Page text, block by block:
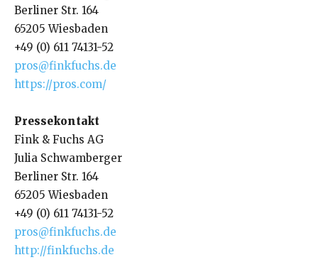
Berliner Str. 164
65205 Wiesbaden
+49 (0) 611 74131-52
pros@finkfuchs.de
https://pros.com/
Pressekontakt
Fink & Fuchs AG
Julia Schwamberger
Berliner Str. 164
65205 Wiesbaden
+49 (0) 611 74131-52
pros@finkfuchs.de
http://finkfuchs.de